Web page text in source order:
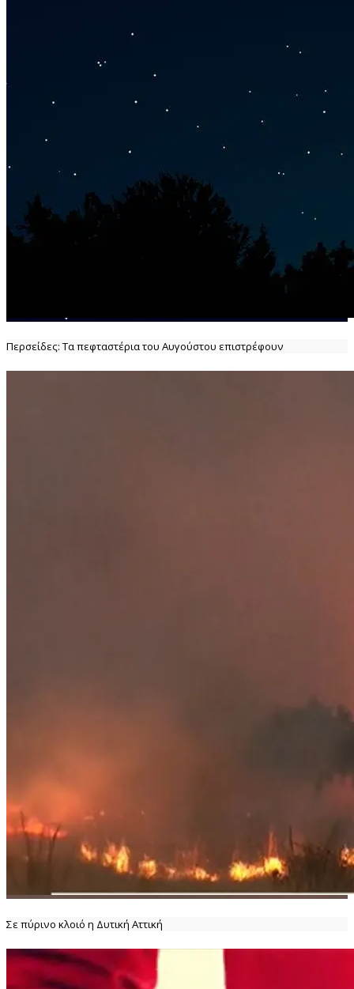
Περσείδες: Τα πεφταστέρια του Αυγούστου επιστρέφουν
Σε πύρινο κλοιό η Δυτική Αττική